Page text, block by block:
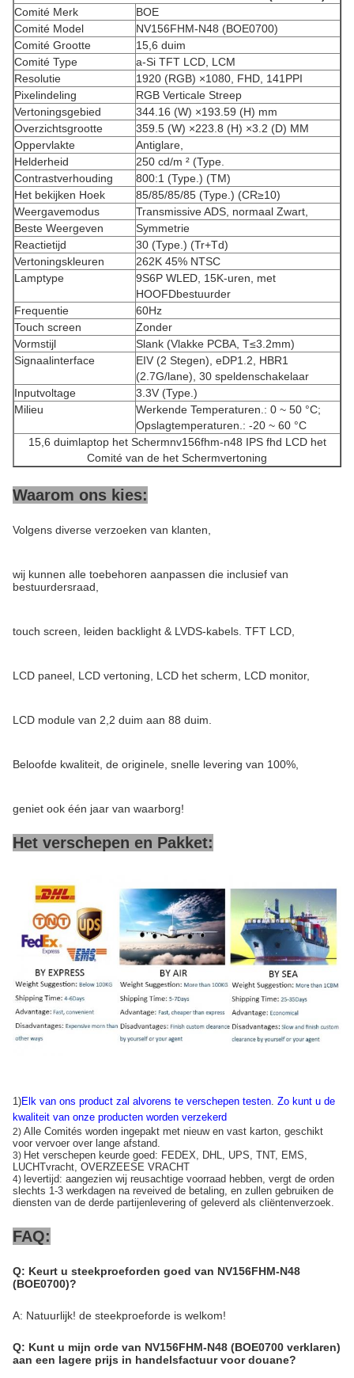
Comité Merk
BOE
Comité Model
NV156FHM-N48 (BOE0700)
Comité Grootte
15,6 duim
Comité Type
a-Si TFT LCD, LCM
Resolutie
1920 (RGB) ×1080, FHD, 141PPI
Pixelindeling
RGB Verticale Streep
Vertoningsgebied
344.16 (W) ×193.59 (H) mm
Overzichtsgrootte
359.5 (W) ×223.8 (H) ×3.2 (D) MM
Oppervlakte
Antiglare,
Helderheid
250 cd/m ² (Type.
Contrastverhouding
800:1 (Type.) (TM)
Het bekijken Hoek
85/85/85/85 (Type.) (CR≥10)
Weergavemodus
Transmissive ADS, normaal Zwart,
Beste Weergeven
Symmetrie
Reactietijd
30 (Type.) (Tr+Td)
Vertoningskleuren
262K 45% NTSC
Lamptype
9S6P WLED, 15K-uren, met
HOOFDbestuurder
Frequentie
60Hz
Touch screen
Zonder
Vormstijl
Slank (Vlakke PCBA, T≤3.2mm)
Signaalinterface
EIV (2 Stegen), eDP1.2, HBR1
(2.7G/lane), 30 speldenschakelaar
Inputvoltage
3.3V (Type.)
Milieu
Werkende Temperaturen.: 0 ~ 50 °C;
Opslagtemperaturen.: -20 ~ 60 °C
15,6 duimlaptop het Schermnv156fhm-n48 IPS fhd LCD het
Comité van de het Schermvertoning
Waarom ons kies:
Volgens diverse verzoeken van klanten,
wij kunnen alle toebehoren aanpassen die inclusief van
bestuurdersraad,
touch screen, leiden backlight & LVDS-kabels. TFT LCD,
LCD paneel, LCD vertoning, LCD het scherm, LCD monitor,
LCD module van 2,2 duim aan 88 duim.
Beloofde kwaliteit, de originele, snelle levering van 100%,
geniet ook één jaar van waarborg!
Het verschepen en Pakket:
1)Elk van ons product zal alvorens te verschepen testen. Zo kunt u de
kwaliteit van onze producten worden verzekerd
2) Alle Comités worden ingepakt met nieuw en vast karton, geschikt
voor vervoer over lange afstand.
3) Het verschepen keurde goed: FEDEX, DHL, UPS, TNT, EMS,
LUCHTvracht, OVERZEESE VRACHT
4) levertijd: aangezien wij reusachtige voorraad hebben, vergt de orden
slechts 1-3 werkdagen na reveived de betaling, en zullen gebruiken de
diensten van de derde partijenlevering of geleverd als cliëntenverzoek.
FAQ:
Q: Keurt u steekproeforden goed van NV156FHM-N48
(BOE0700)?
A: Natuurlijk! de steekproeforde is welkom!
Q: Kunt u mijn orde van NV156FHM-N48 (BOE0700 verklaren)
aan een lagere prijs in handelsfactuur voor douane?